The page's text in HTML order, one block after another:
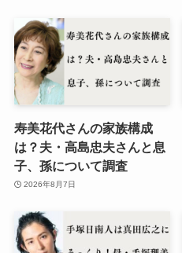
寿美花代さんの家族構成
は？夫・高島忠夫さんと息
子、孫について調査
2026年8月7日